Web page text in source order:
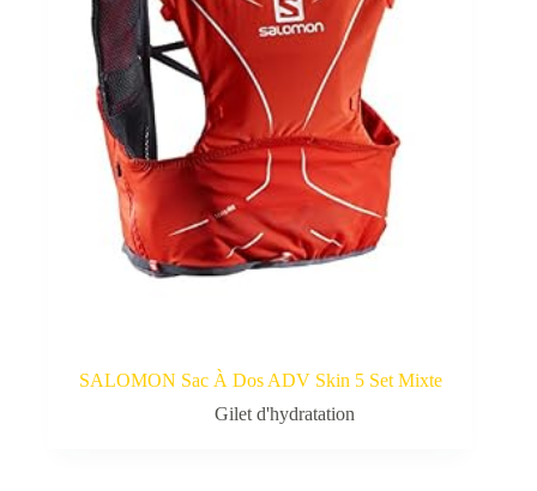
SALOMON Sac À Dos ADV Skin 5 Set Mixte
Gilet d'hydratation